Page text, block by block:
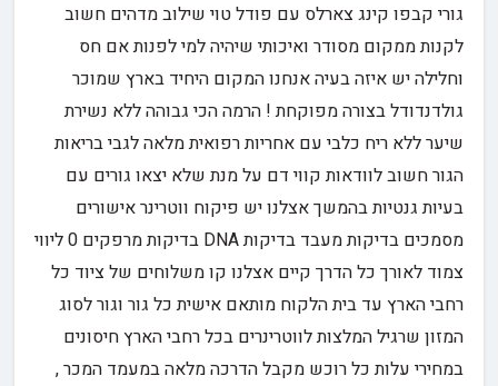
גורי קבפו קינג צארלס עם פודל טוי שילוב מדהים חשוב
לקנות ממקום מסודר ואיכותי שיהיה למי לפנות אם חס
וחלילה יש איזה בעיה אנחנו המקום היחיד בארץ שמוכר
גולדנדודל בצורה מפוקחת ! הרמה הכי גבוהה ללא נשירת
שיער ללא ריח כלבי עם אחריות רפואית מלאה לגבי בריאות
הגור חשוב לוודאות קווי דם על מנת שלא יצאו גורים עם
בעיות גנטיות בהמשך אצלנו יש פיקוח ווטרינר אישורים
מסמכים בדיקות מעבד בדיקות DNA בדיקות מרפקים 0 ליווי
צמוד לאורך כל הדרך קיים אצלנו קו משלוחים של ציוד כל
רחבי הארץ עד בית הלקוח מותאם אישית כל גור וגור לסוג
המזון שרגיל המלצות לווטרינרים בכל רחבי הארץ חיסונים
במחירי עלות כל רוכש מקבל הדרכה מלאה במעמד המכר ,